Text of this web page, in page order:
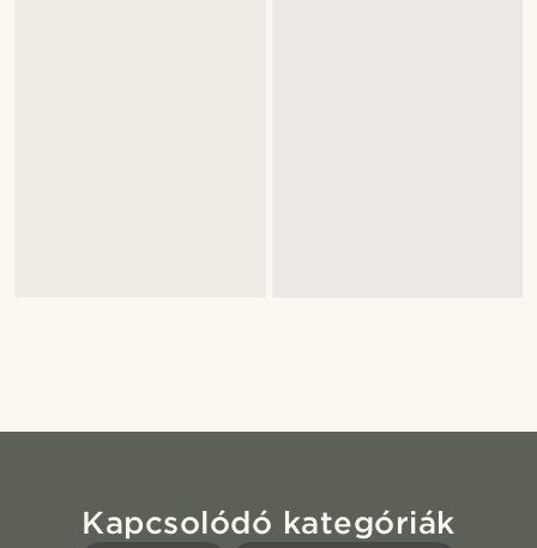
Kapcsolódó kategóriák